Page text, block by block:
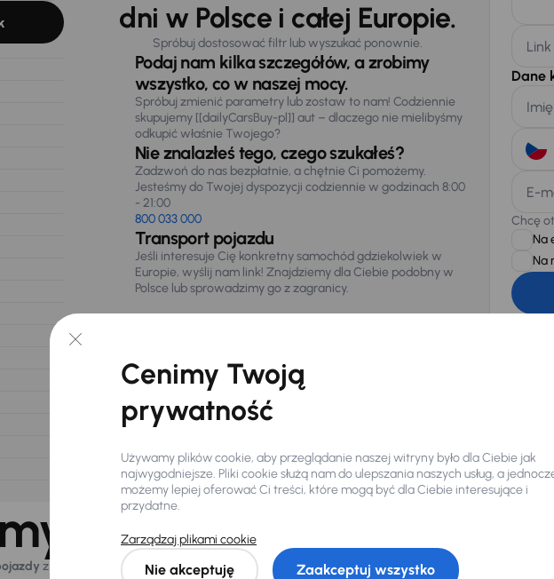
dni w Polsce i całej Europie.
Spróbuj dostosować filtr lub wyszukać ponownie.
Podaj nam kilka szczegółów, a zrobimy
wszystko, co w naszej mocy.
Spróbuj zmienić parametry lub zostaw to nam! Codziennie
skupujemy [[dailyCarsBuy-pl]] aut – dlaczego nie mielibyśmy
odkupić właśnie Twojego?
Nie znalazłeś tego, czego szukałeś?
Zadzwoń do nas bezpłatnie, a chętnie Ci pomożemy.
Jesteśmy do Twojej dyspozycji codziennie w godzinach 8:00
- 21:00
800 033 000
Transport pojazdu
Jeśli interesuje Cię konkretny samochód gdziekolwiek w
Europie, wyślij nam link! Znajdziemy dla Ciebie podobny w
Polsce lub sprowadzimy go z zagranicy.
Dane
E-
Chcę
Na
Na
874/15,
dla Ciebie
z naszej oferty. Kupimy dla Ciebiedo 400 pojazdówkażdego dnia.
Cenimy Twoją
prywatność
Używamy plików cookie, aby przeglądanie naszej witryny było dla Ciebie jak
najwygodniejsze. Pliki cookie służą nam do ulepszania naszych usług, a
możemy lepiej oferować Ci treści, które mogą być dla Ciebie interesujące i
przydatne.
Zarządzaj plikami cookie
Nie akceptuję Zaakceptuj wszystko